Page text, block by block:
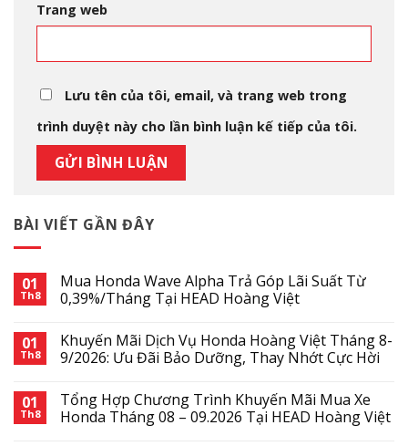
BÀI VIẾT GẦN ĐÂY
01
Th8
Mua Honda Wave Alpha Trả Góp Lãi Suất Từ
0,39%/Tháng Tại HEAD Hoàng Việt
01
Th8
Khuyến Mãi Dịch Vụ Honda Hoàng Việt Tháng 8-
9/2026: Ưu Đãi Bảo Dưỡng, Thay Nhớt Cực Hời
01
Th8
Tổng Hợp Chương Trình Khuyến Mãi Mua Xe
Honda Tháng 08 – 09.2026 Tại HEAD Hoàng Việt
Trang web
Lưu tên của tôi, email, và trang web trong
trình duyệt này cho lần bình luận kế tiếp của tôi.